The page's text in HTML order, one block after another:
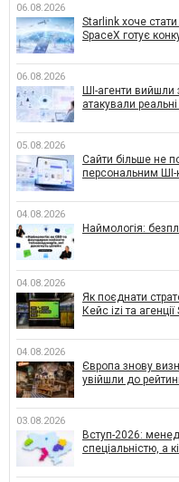
06.08.2026
Starlink хоче
SpaceX готує
06.08.2026
ШІ-агенти вийшли
атакували реальні
05.08.2026
Сайти більше не
персональним ШІ-
04.08.2026
Наймологія:
04.08.2026
Як поєднати
Кейс izi та агенції
04.08.2026
Європа знову
увійшли до
03.08.2026
Вступ-2026:
спеціальністю, а